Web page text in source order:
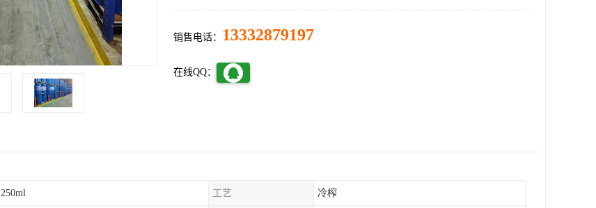
销售电话： 13332879197
在线QQ：
250ml 工艺 冷榨